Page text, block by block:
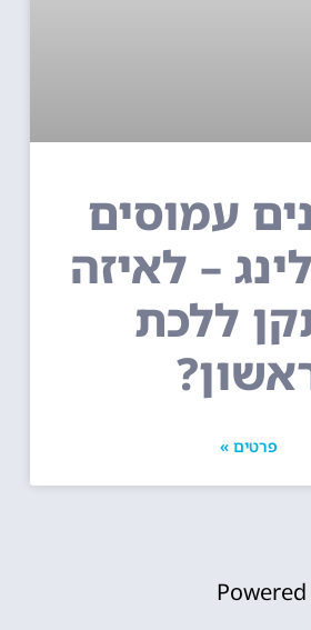
עמוסים
– לאיזה
ללכת
פרטים »